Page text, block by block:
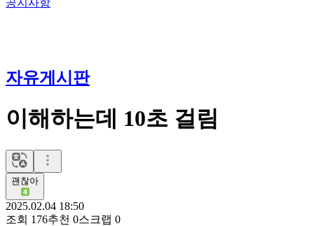
공지사항
자유게시판
이해하는데 10초 걸림
괜찮아
2025.02.04 18:50
조회 176추천 0스크랩 0